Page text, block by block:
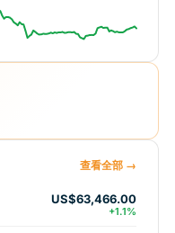
查看全部 →
US$63,466.00
+1.1%